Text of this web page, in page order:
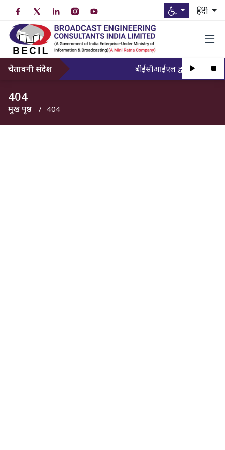
हिंदी
चेतावनी संदेश बीईसीआईएल द्वारा अधिकृत
404
मुख पृष्ठ 404